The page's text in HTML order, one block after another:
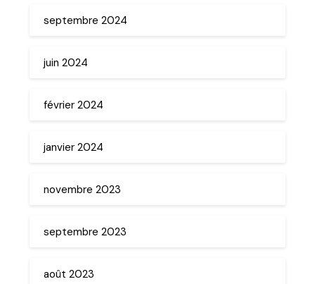
septembre 2024
juin 2024
février 2024
janvier 2024
novembre 2023
septembre 2023
août 2023